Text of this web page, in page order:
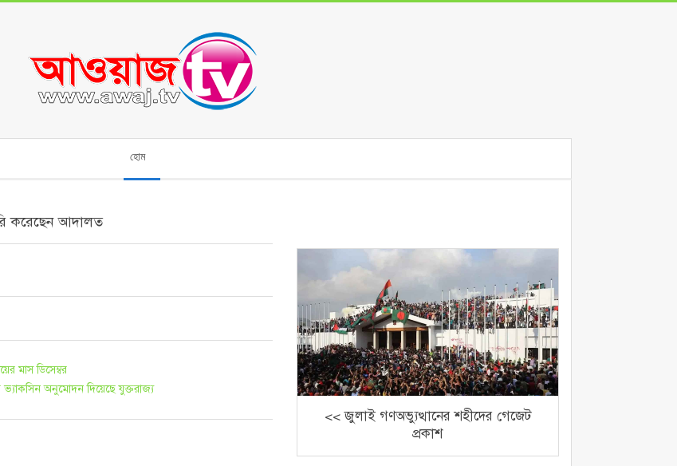
হোম
করেছেন আদালত
মাস ডিসেম্বর
অনুমোদন দিয়েছে যুক্তরাজ্য
<< জুলাই গণঅভ্যুত্থানের শহীদের গেজেট
প্রকাশ